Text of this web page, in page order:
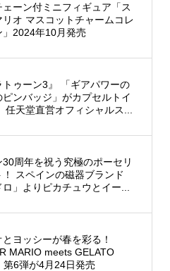
ェーン付ミニフィギュア「ス
リオ マスコットチャームコレ
」2024年10月発売
トゥーン3』 「ギアパワーの
ンバッジ」がカプセルトイ
任天堂直営オフィシャルス...
30周年を祝う究極のポーセリ
！ スペインの磁器ブランド
ロ」よりピカチュウとイー...
ヨッシーが春を彩る！
MARIO meets GELATO
第6弾が4月24日発売